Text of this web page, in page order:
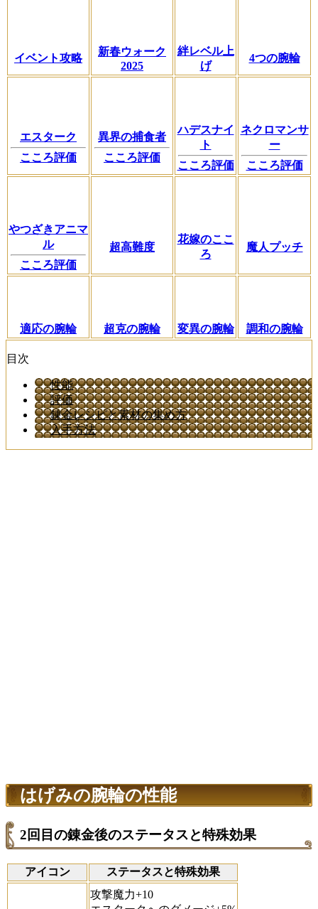
イベント攻略
新春ウォーク
2025
絆レベル上
げ
4つの腕輪
エスターク
こころ評価
異界の捕食者
こころ評価
ハデスナイ
ト
こころ評価
ネクロマンサ
ー
こころ評価
やつざきアニマ
ル
こころ評価
超高難度
花嫁のここ
ろ
魔人プッチ
適応の腕輪 超克の腕輪 変異の腕輪 調和の腕輪
目次
性能
評価
錬金レシピと素材の集め方
入手方法
はげみの腕輪の性能
2回目の錬金後のステータスと特殊効果
アイコン
ステータスと特殊効果
攻撃魔力+10